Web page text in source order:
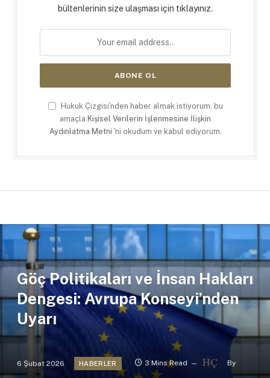
bültenlerinin size ulaşması için tıklayınız.
Hukuk Çizgisi'nden haber almak istiyorum, bu
amaçla Kişisel Verilerin İşlenmesine İlişkin
Aydınlatma Metni 'ni okudum ve kabul ediyorum.
Göç Politikaları ve İnsan Hakları
Dengesi: Avrupa Konseyi’nden
Uyarı
6 Şubat 2026 HABERLER 3 Mins Read By